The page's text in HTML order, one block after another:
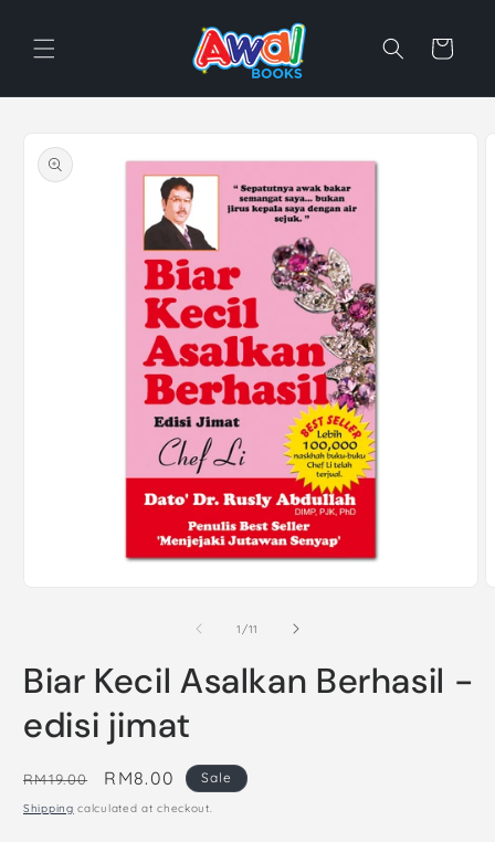
content
Cart
product
information
1 /of
11
Biar Kecil Asalkan Berhasil -
edisi jimat
Regular
price
RM19.00
Sale
price
RM8.00 Sale
Shipping calculated at checkout.